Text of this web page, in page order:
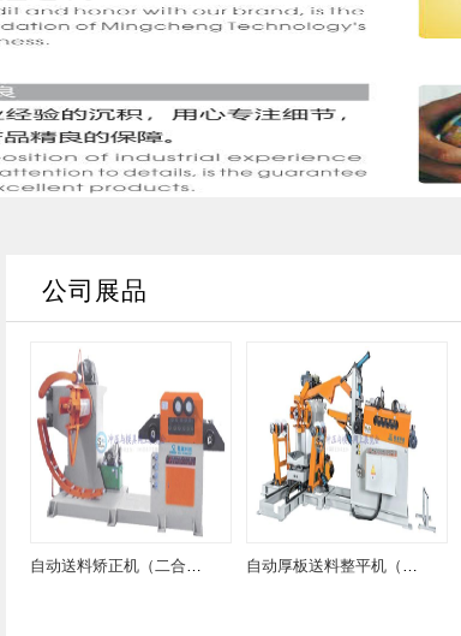
公司展品
自动送料矫正机（二合一）MUL 自动厚板送料整平机（二合一）MUL-B,C